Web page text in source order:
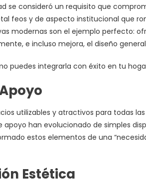
se consideró un requisito que
feos y de aspecto institucional que
modernas son el ejemplo perfecto:
e incluso mejora, el diseño
puedes integrarla con éxito en tu
utilizables y atractivos para todas
han evolucionado de simples
estos elementos de una
Estética